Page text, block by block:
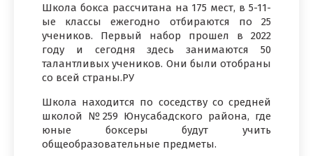
Школа бокса рассчитана на 175 мест, в 5-11-
ые классы ежегодно отбираются по 25
учеников. Первый набор прошел в 2022
году и сегодня здесь занимаются 50
талантливых учеников. Они были отобраны
со всей страны.РУ
Школа находится по соседству со средней
школой №259 Юнусабадского района, где
юные боксеры будут учить
общеобразовательные предметы.